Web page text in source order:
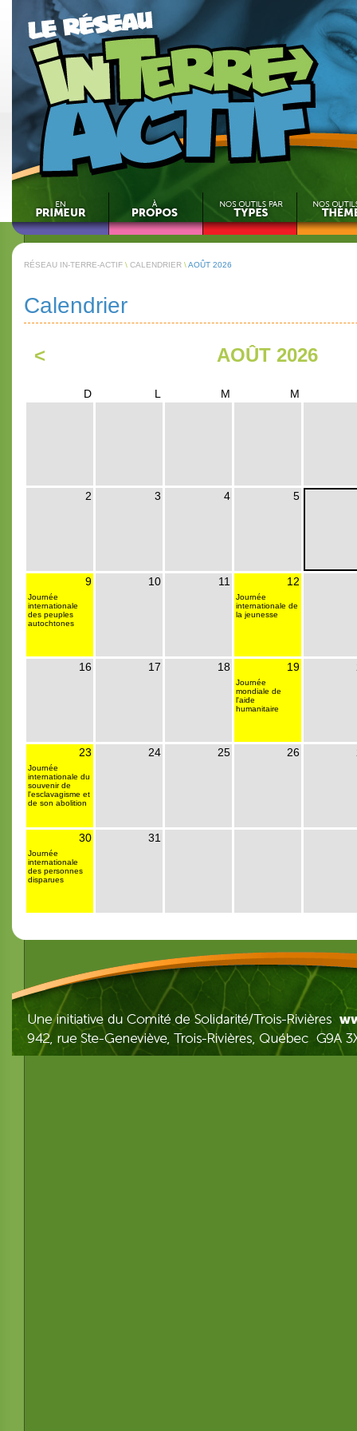
RÉSEAU IN-TERRE-ACTIF \ CALENDRIER \AOÛT 2026
Calendrier
< AOÛT 2026
D L M M
2 3 4 5
9
Journée
internationale
des peuples
autochtones
10 11 12
Journée
internationale de
la jeunesse
16 17 18 19
Journée
mondiale de
l'aide
humanitaire
23
Journée
internationale du
souvenir de
l'esclavagisme et
de son abolition
24 25 26
30
Journée
internationale
des personnes
disparues
31